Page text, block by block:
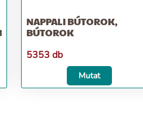
NAPPALI BÚTOROK,
BÚTOROK
5353 db
Mutat